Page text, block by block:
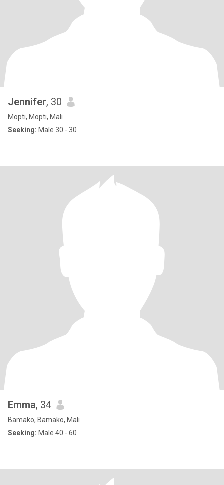
Jennifer, 30
Mopti, Mopti, Mali
Seeking: Male 30 - 30
Emma, 34
Bamako, Bamako, Mali
Seeking: Male 40 - 60